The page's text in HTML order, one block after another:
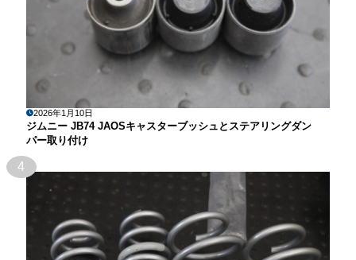
2026年1月10日
ジムニー JB74 JAOSキャスターブッシュとステアリングダン
パー取り付け
4